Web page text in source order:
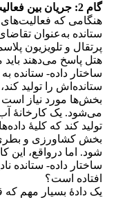
گام 2: جریان بین فعالیت‌های تولیدی و عوامل تولید
هنگامی که
ستانده به‌عنوان
پرتقال و تلویزیون
هتل پاسخ می‌دهند باید
ساختار داده- ستانده
ستانده‌اش را تولید
بخش‌ها مورد نیاز
می‌شود. یک کارخانۀ
تولید کند که کلیۀ
بخش کشاورزی و
شود. اما درواقع، این
ساختار داده- ستانده
افتاده است؟
یک دادۀ بسیار مهم